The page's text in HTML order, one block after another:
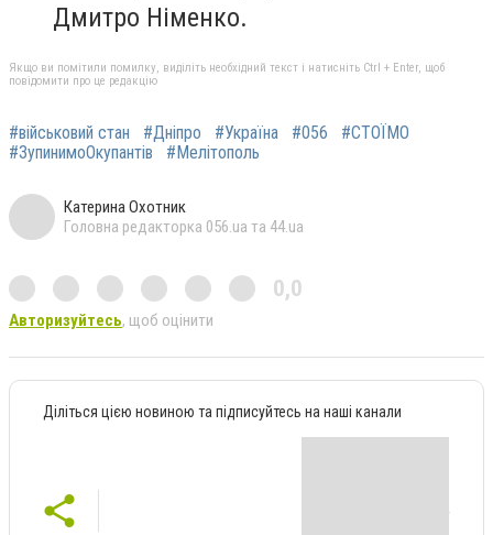
Дмитро Німенко.
Якщо ви помітили помилку, виділіть необхідний текст і натисніть Ctrl + Enter, щоб
повідомити про це редакцію
#військовий стан #Дніпро #Україна #056
#СТОЇМО
#ЗупинимоОкупантів
#Мелітополь
Катерина Охотник
Головна редакторка 056.ua та 44.ua
0,0
Авторизуйтесь, щоб оцінити
Діліться цією новиною та підписуйтесь на наші канали